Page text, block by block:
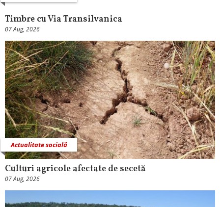
Timbre cu Via Transilvanica
07 Aug, 2026
Actualitate socială
Culturi agricole afectate de secetă
07 Aug, 2026